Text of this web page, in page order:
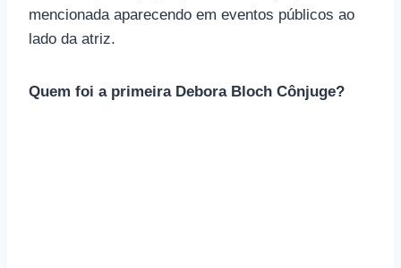
mencionada aparecendo em eventos públicos ao
lado da atriz.
Quem foi a primeira Debora Bloch Cônjuge?